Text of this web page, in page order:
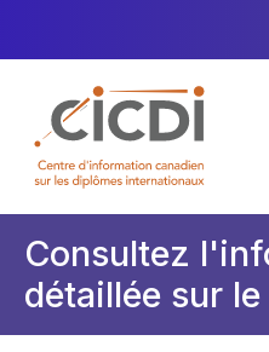
Consultez
détaillée sur